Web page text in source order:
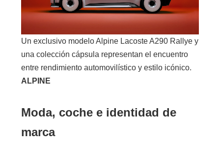
Un exclusivo modelo Alpine Lacoste A290 Rallye y
una colección cápsula representan el encuentro
entre rendimiento automovilístico y estilo icónico.
ALPINE
Moda, coche e identidad de
marca